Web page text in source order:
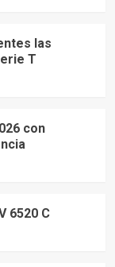
las
T
con
6520 C